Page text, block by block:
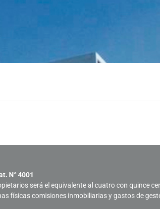
N° 4001
será el equivalente al cuatro con quince
físicas comisiones inmobiliarias y gastos de